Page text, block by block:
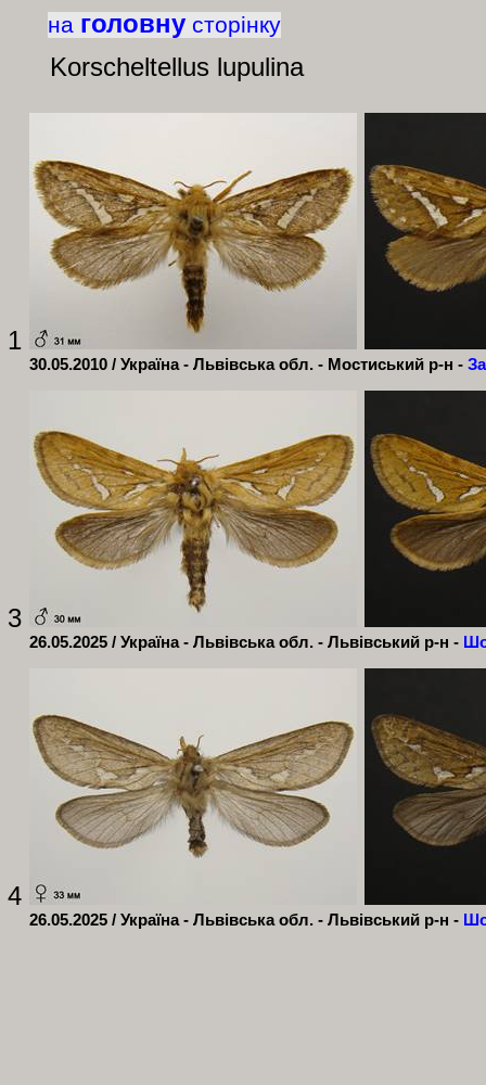
на головну сторінку
Korscheltellus lupulina
1
30.05.2010 / Україна - Львівська обл. - Мостиський р-н -
3
26.05.2025 / Україна - Львівська обл. - Львівський р-н -
4
26.05.2025 / Україна - Львівська обл. - Львівський р-н -